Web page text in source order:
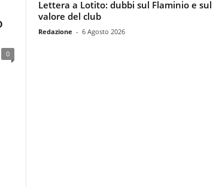
0
Lettera a Lotito: dubbi sul Flaminio e sul
valore del club
Redazione - 6 Agosto 2026